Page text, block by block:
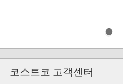
코스트코 고객센터